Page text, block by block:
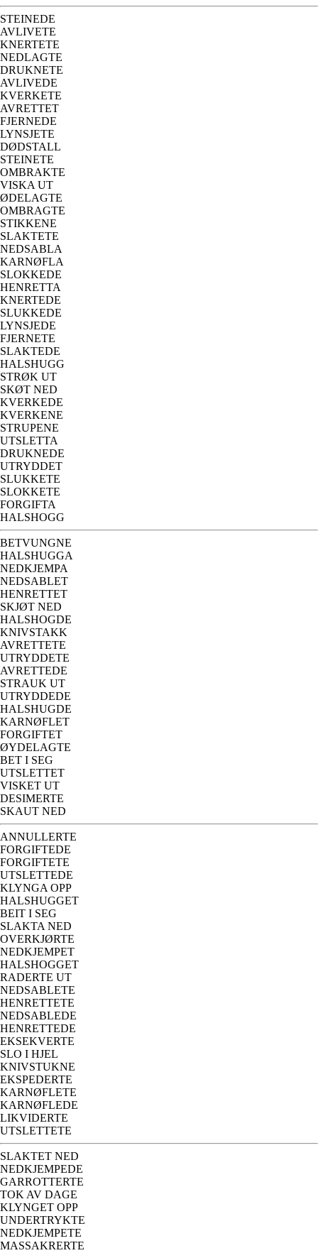
STEINEDE
AVLIVETE
KNERTETE
NEDLAGTE
DRUKNETE
AVLIVEDE
KVERKETE
AVRETTET
FJERNEDE
LYNSJETE
DØDSTALL
STEINETE
OMBRAKTE
VISKA UT
ØDELAGTE
OMBRAGTE
STIKKENE
SLAKTETE
NEDSABLA
KARNØFLA
SLOKKEDE
HENRETTA
KNERTEDE
SLUKKEDE
LYNSJEDE
FJERNETE
SLAKTEDE
HALSHUGG
STRØK UT
SKØT NED
KVERKEDE
KVERKENE
STRUPENE
UTSLETTA
DRUKNEDE
UTRYDDET
SLUKKETE
SLOKKETE
FORGIFTA
HALSHOGG
BETVUNGNE
HALSHUGGA
NEDKJEMPA
NEDSABLET
HENRETTET
SKJØT NED
HALSHOGDE
KNIVSTAKK
AVRETTETE
UTRYDDETE
AVRETTEDE
STRAUK UT
UTRYDDEDE
HALSHUGDE
KARNØFLET
FORGIFTET
ØYDELAGTE
BET I SEG
UTSLETTET
VISKET UT
DESIMERTE
SKAUT NED
ANNULLERTE
FORGIFTEDE
FORGIFTETE
UTSLETTEDE
KLYNGA OPP
HALSHUGGET
BEIT I SEG
SLAKTA NED
OVERKJØRTE
NEDKJEMPET
HALSHOGGET
RADERTE UT
NEDSABLETE
HENRETTETE
NEDSABLEDE
HENRETTEDE
EKSEKVERTE
SLO I HJEL
KNIVSTUKNE
EKSPEDERTE
KARNØFLETE
KARNØFLEDE
LIKVIDERTE
UTSLETTETE
SLAKTET NED
NEDKJEMPEDE
GARROTTERTE
TOK AV DAGE
KLYNGET OPP
UNDERTRYKTE
NEDKJEMPETE
MASSAKRERTE